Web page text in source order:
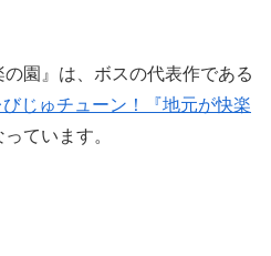
園』は、ボスの代表作である
じゅチューン！『地元が快楽
ています。